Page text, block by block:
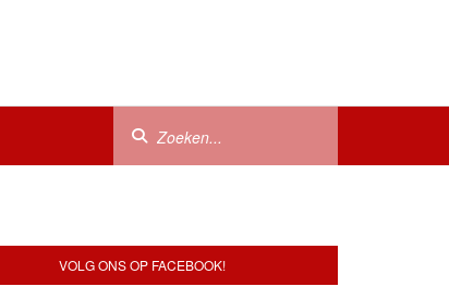
VOLG ONS OP FACEBOOK!